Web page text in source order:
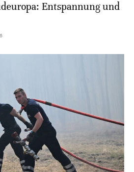
Entspannung und